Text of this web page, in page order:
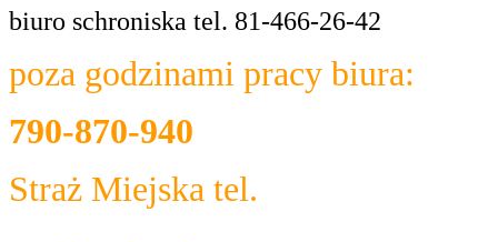
biuro schroniska tel. 81-466-26-42
poza godzinami pracy biura:
790-870-940
Straż Miejska tel.